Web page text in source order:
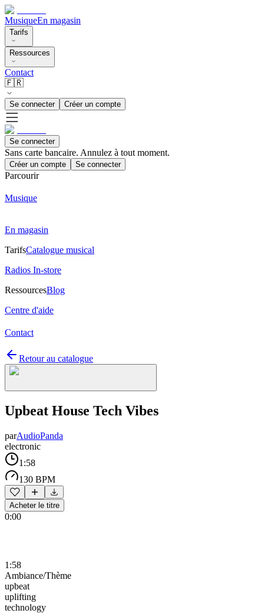
MusiqueEn magasin
Tarifs
Ressources
Contact
🇫🇷
Se connecter Créer un compte
Se connecter
Sans carte bancaire. Annulez à tout moment.
Créer un compte Se connecter
Parcourir
Musique
En magasin
TarifsCatalogue musical
Radios In-store
RessourcesBlog
Centre d'aide
Contact
Retour au catalogue
Upbeat House Tech Vibes
parAudioPanda
electronic
1:58
130 BPM
Acheter le titre
0:00
1:58
Ambiance/Thème
upbeat
uplifting
technology